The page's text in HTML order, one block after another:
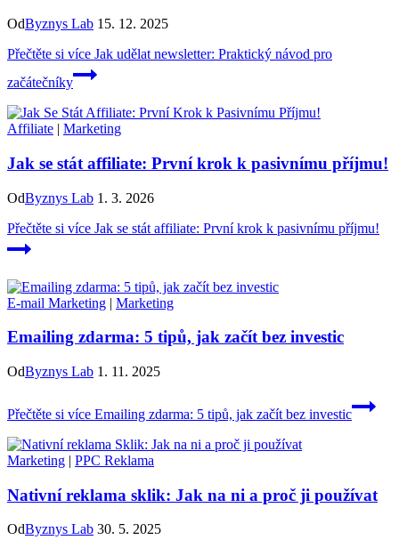
OdByznys Lab 15. 12. 2025
Přečtěte si více Jak udělat newsletter: Praktický návod pro
začátečníky
Affiliate | Marketing
Jak se stát affiliate: První krok k pasivnímu příjmu!
OdByznys Lab 1. 3. 2026
Přečtěte si více Jak se stát affiliate: První krok k pasivnímu příjmu!
E-mail Marketing | Marketing
Emailing zdarma: 5 tipů, jak začít bez investic
OdByznys Lab 1. 11. 2025
Přečtěte si více Emailing zdarma: 5 tipů, jak začít bez investic
Marketing | PPC Reklama
Nativní reklama sklik: Jak na ni a proč ji používat
OdByznys Lab 30. 5. 2025